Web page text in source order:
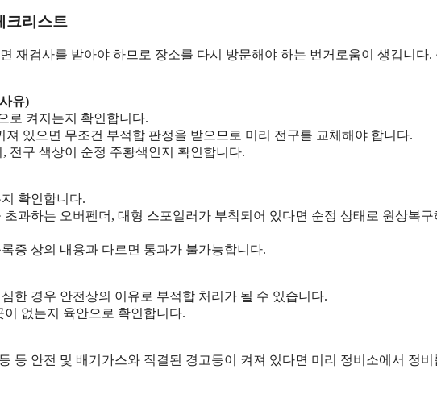
크리스트
재검사를 받아야 하므로 장소를 다시 방문해야 하는 번거로움이 생깁니다.
유)
로 켜지는지 확인합니다.
있으면 무조건 부적합 판정을 받으므로 미리 전구를 교체해야 합니다.
전구 색상이 순정 주황색인지 확인합니다.
확인합니다.
과하는 오버펜더, 대형 스포일러가 부착되어 있다면 순정 상태로 원상복구
증 상의 내용과 다르면 통과가 불가능합니다.
한 경우 안전상의 이유로 부적합 처리가 될 수 있습니다.
없는지 육안으로 확인합니다.
등 안전 및 배기가스와 직결된 경고등이 켜져 있다면 미리 정비소에서 정비